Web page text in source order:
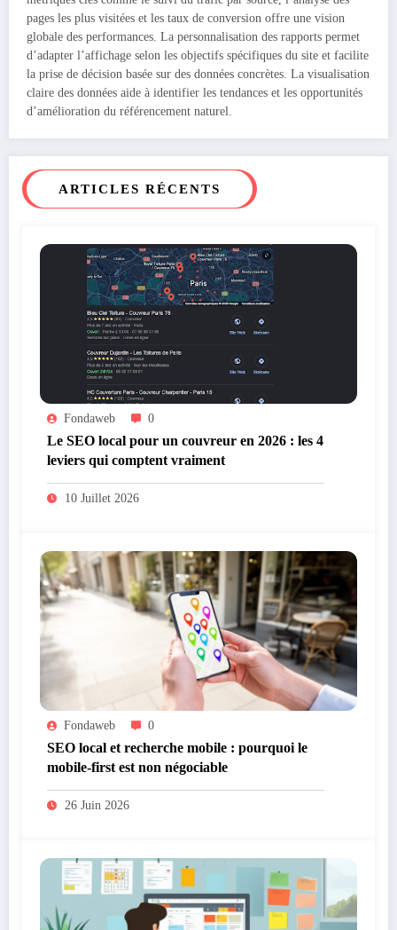
pages les plus visitées et les taux de conversion offre une vision
globale des performances. La personnalisation des rapports permet
d’adapter l’affichage selon les objectifs spécifiques du site et facilite
la prise de décision basée sur des données concrètes. La visualisation
claire des données aide à identifier les tendances et les opportunités
d’amélioration du référencement naturel.
ARTICLES RÉCENTS
Fondaweb 0
Le SEO local pour un couvreur en 2026 : les 4
leviers qui comptent vraiment
10 Juillet 2026
Fondaweb 0
SEO local et recherche mobile : pourquoi le
mobile-first est non négociable
26 Juin 2026